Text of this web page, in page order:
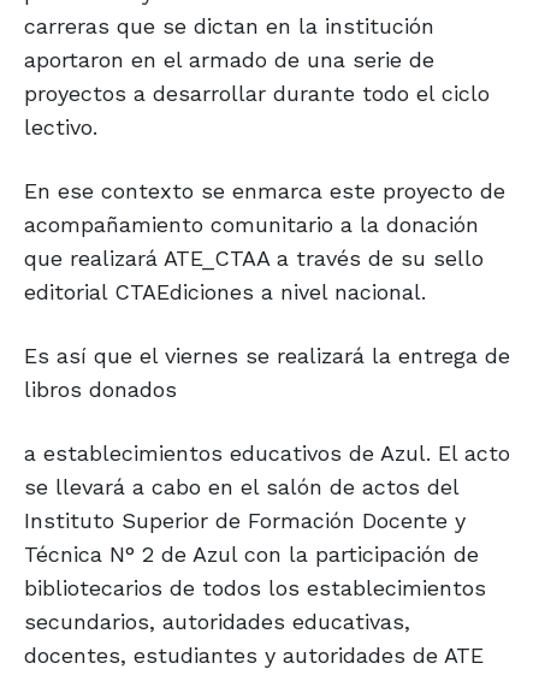
carreras que se dictan en la institución
aportaron en el armado de una serie de
proyectos a desarrollar durante todo el ciclo
lectivo.
En ese contexto se enmarca este proyecto de
acompañamiento comunitario a la donación
que realizará ATE_CTAA a través de su sello
editorial CTAEdiciones a nivel nacional.
Es así que el viernes se realizará la entrega de
libros donados
a establecimientos educativos de Azul. El acto
se llevará a cabo en el salón de actos del
Instituto Superior de Formación Docente y
Técnica N° 2 de Azul con la participación de
bibliotecarios de todos los establecimientos
secundarios, autoridades educativas,
docentes, estudiantes y autoridades de ATE